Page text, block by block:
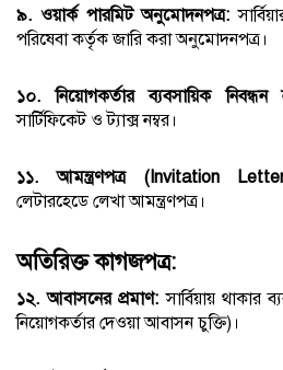
৯. ওয়ার্ক পারমিট অনুমোদনপত্র:
পরিষেবা কর্তৃক জারি করা অনুমোদনপত্র।
১০. নিয়োগকর্তার ব্যবসায়িক নিবন্ধন
সার্টিফিকেট ও ট্যাক্স নম্বর।
১১. আমন্ত্রণপত্র (Invitation
লেটারহেডে লেখা আমন্ত্রণপত্র।
অতিরিক্ত কাগজপত্র:
১২. আবাসনের প্রমাণ: সার্বিয়ায় থাকার
নিয়োগকর্তার দেওয়া আবাসন চুক্তি)।